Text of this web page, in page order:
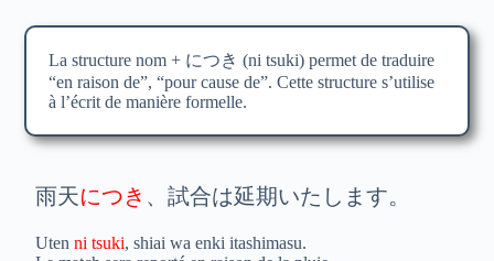
La structure nom + につき (ni tsuki) permet de traduire
“en raison de”, “pour cause de”. Cette structure s’utilise
à l’écrit de manière formelle.
雨天につき 、試合は延期いたします。
Utenni tsuki, shiai wa enki itashimasu.